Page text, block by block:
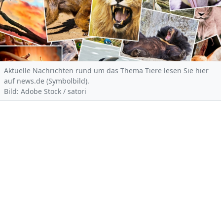
Aktuelle Nachrichten rund um das Thema Tiere lesen Sie hier
auf news.de (Symbolbild).
Bild: Adobe Stock / satori